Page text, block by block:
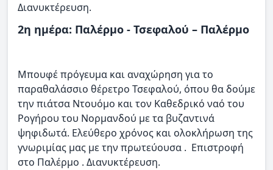
Διανυκτέρευση.
2η ημέρα: Παλέρμο - Τσεφαλού – Παλέρμο
Μπουφέ πρόγευμα και αναχώρηση για το
παραθαλάσσιο θέρετρο Τσεφαλού, όπου θα δούμε
την πιάτσα Ντουόμο και τον Καθεδρικό ναό του
Ρογήρου του Νορμανδού με τα βυζαντινά
ψηφιδωτά. Ελεύθερο χρόνος και ολοκλήρωση της
γνωριμίας μας με την πρωτεύουσα . Επιστροφή
στο Παλέρμο . Διανυκτέρευση.